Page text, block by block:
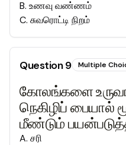
B. உணவு வண்ணம்
C. சுவரொட்டி நிறம்
Question9 Multiple
கோலங்களை
நெகிழிப் பையால்
மீண்டும்
A. சரி